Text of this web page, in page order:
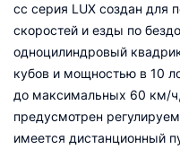
cc серия LUX создан для
скоростей и езды по
одноцилиндровый
кубов и мощностью в 10
до максимальных 60 км/
предусмотрен
имеется дистанционный